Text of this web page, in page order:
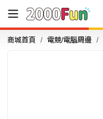
商城首頁 電競/電腦周邊